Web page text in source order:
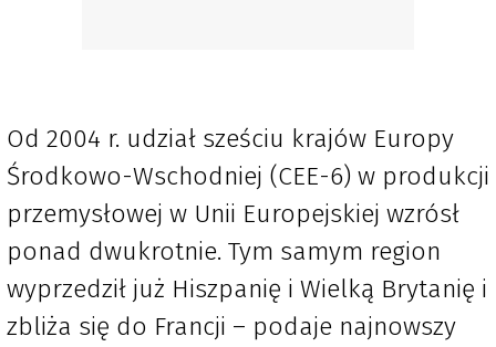
Od 2004 r. udział sześciu krajów Europy
Środkowo-Wschodniej (CEE-6) w produkcji
przemysłowej w Unii Europejskiej wzrósł
ponad dwukrotnie. Tym samym region
wyprzedził już Hiszpanię i Wielką Brytanię i
zbliża się do Francji – podaje najnowszy